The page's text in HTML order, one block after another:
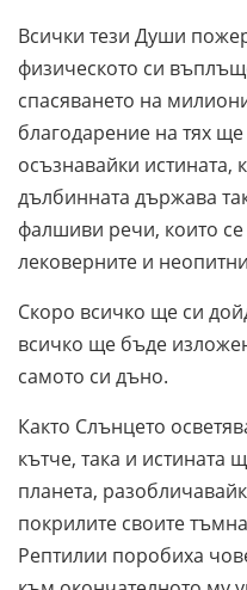
Всички тези Души
физическото си
спасяването на
благодарение на тях
осъзнавайки истината,
дълбинната държава
фалшиви речи, които се
лековерните и
Скоро всичко ще си
всичко ще бъде
самото си дъно.
Както Слънцето
кътче, така и истината
планета,
покрилите своите
Рептилии поробиха